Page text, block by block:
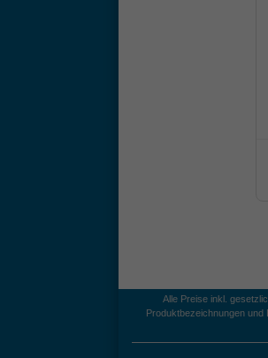
Alle Preise inkl.
Produktbezeichnungen und